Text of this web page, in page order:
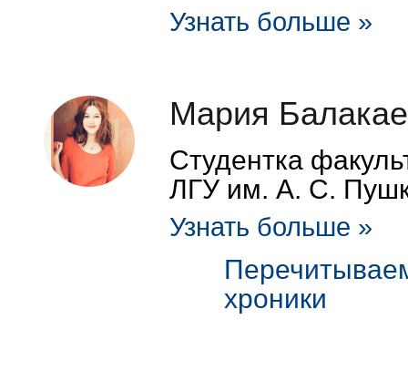
Узнать больше »
Мария
Студентка
ЛГУ им. А. С.
Узнать больше »
хроники